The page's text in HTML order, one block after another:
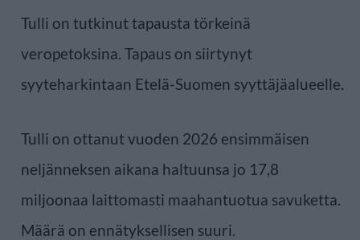
Tulli on tutkinut tapausta törkeinä
veropetoksina. Tapaus on siirtynyt
syyteharkintaan Etelä-Suomen syyttäjäalueelle.
Tulli on ottanut vuoden 2026 ensimmäisen
neljänneksen aikana haltuunsa jo 17,8
miljoonaa laittomasti maahantuotua savuketta.
Määrä on ennätyksellisen suuri.